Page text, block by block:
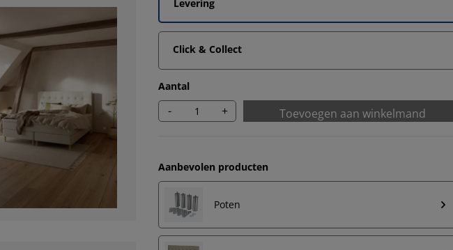
Levering
Click & Collect
Aantal
- + Toevoegen aan winkelmand
Aanbevolen producten
Poten